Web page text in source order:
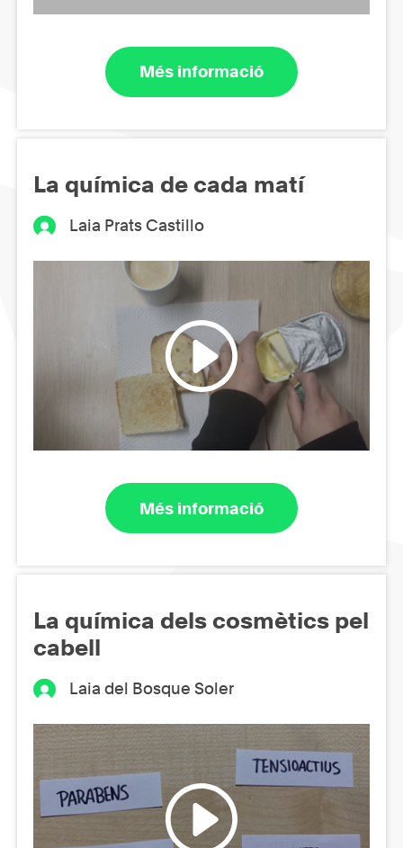
Més informació
La química de cada matí
Laia Prats Castillo
Més informació
La química dels cosmètics pel
cabell
Laia del Bosque Soler